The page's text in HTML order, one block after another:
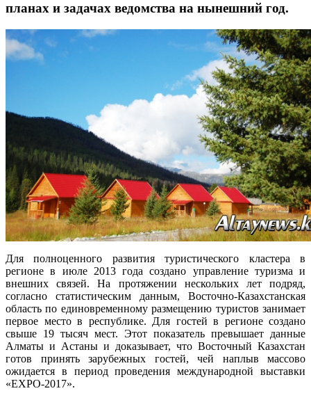
планах и задачах ведомства на нынешний год.
Для полноценного развития туристического кластера в
регионе в июле 2013 года создано управление туризма и
внешних связей. На протяжении нескольких лет подряд,
согласно статистическим данным, Восточно-Казахстанская
область по единовременному размещению туристов занимает
первое место в республике. Для гостей в регионе создано
свыше 19 тысяч мест. Этот показатель превышает данные
Алматы и Астаны и доказывает, что Восточный Казахстан
готов принять зарубежных гостей, чей наплыв массово
ожидается в период проведения международной выставки
«EXPO-2017».